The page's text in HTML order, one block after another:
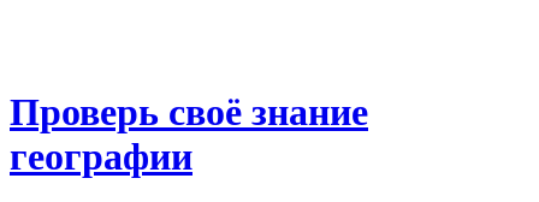
Проверь своё знание
географии